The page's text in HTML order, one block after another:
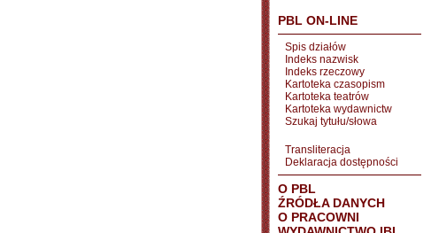
PBL ON-LINE
Spis działów
Indeks nazwisk
Indeks rzeczowy
Kartoteka czasopism
Kartoteka teatrów
Kartoteka wydawnictw
Szukaj tytułu/słowa
Transliteracja
Deklaracja dostępności
O PBL
ŹRÓDŁA DANYCH
O PRACOWNI